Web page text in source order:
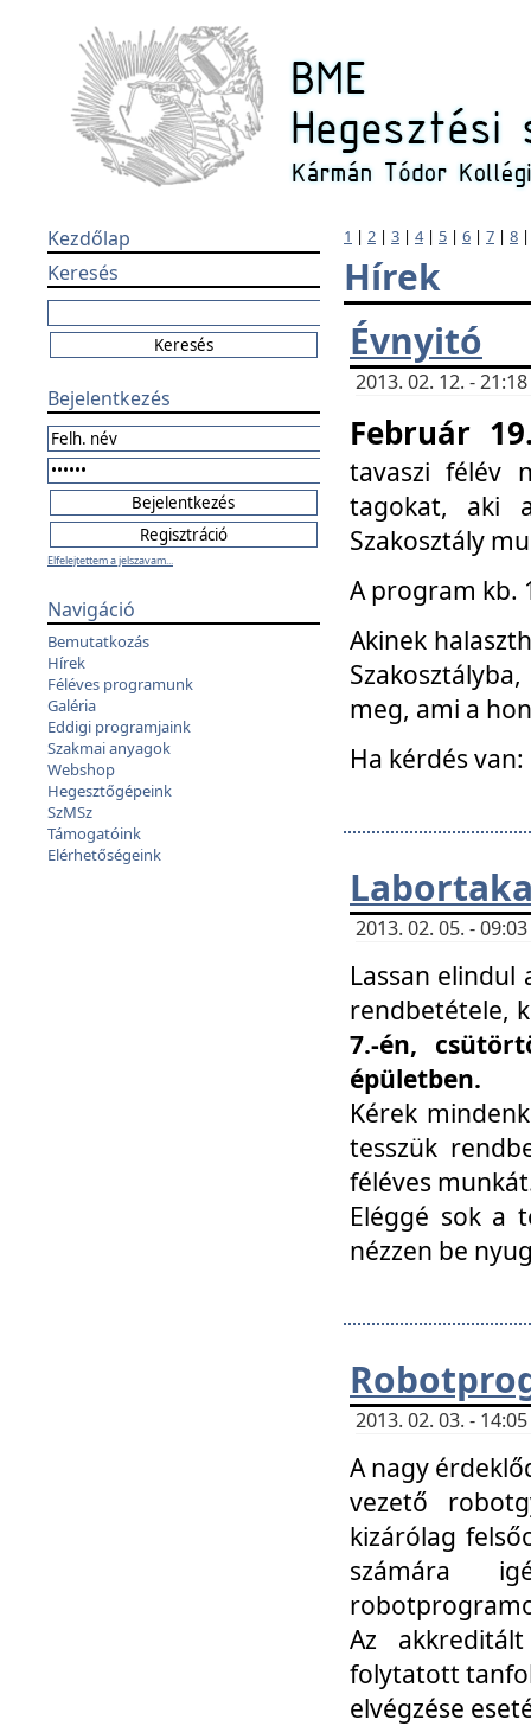
Kezdőlap
Keresés
Bejelentkezés
Elfelejtettem a jelszavam...
Navigáció
Bemutatkozás
Hírek
Féléves programunk
Galéria
Eddigi programjaink
Szakmai anyagok
Webshop
Hegesztőgépeink
SzMSz
Támogatóink
Elérhetőségeink
1 | 2 | 3 | 4| 5 | 6 | 7 | 8
Hírek
Évnyitó
2013. 02. 12. -
Február
tavaszi félév
tagokat, aki
Szakosztály
A program kb.
Akinek
meg, ami a
Ha kérdés
2013. 02. 05. -
Lassan elindul
rendbetétele,
7.-én,
épületben.
Kérek
tesszük
féléves
Eléggé sok a
nézzen be
2013. 02. 03. -
A nagy
vezető
kizárólag
számára
Az
folytatott
elvégzése